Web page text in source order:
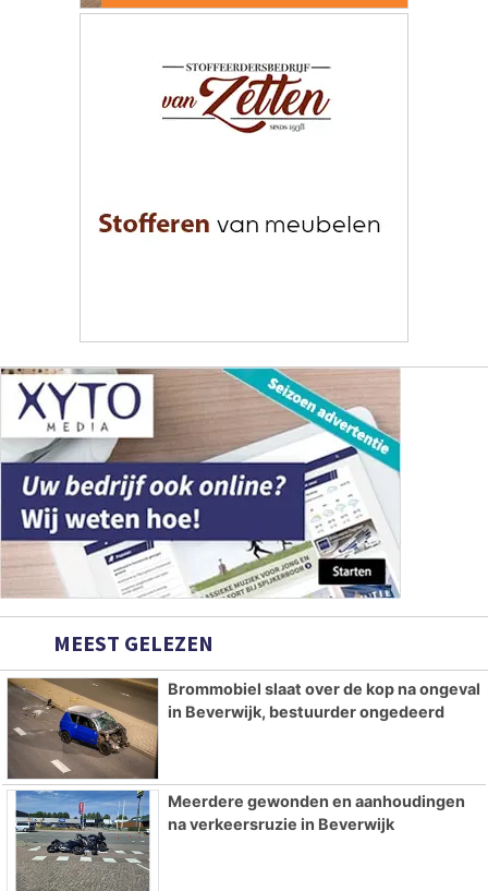
MEEST GELEZEN
Brommobiel slaat over de kop na ongeval
in Beverwijk, bestuurder ongedeerd
Meerdere gewonden en aanhoudingen
na verkeersruzie in Beverwijk